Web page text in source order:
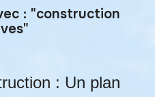
: "construction
: Un plan